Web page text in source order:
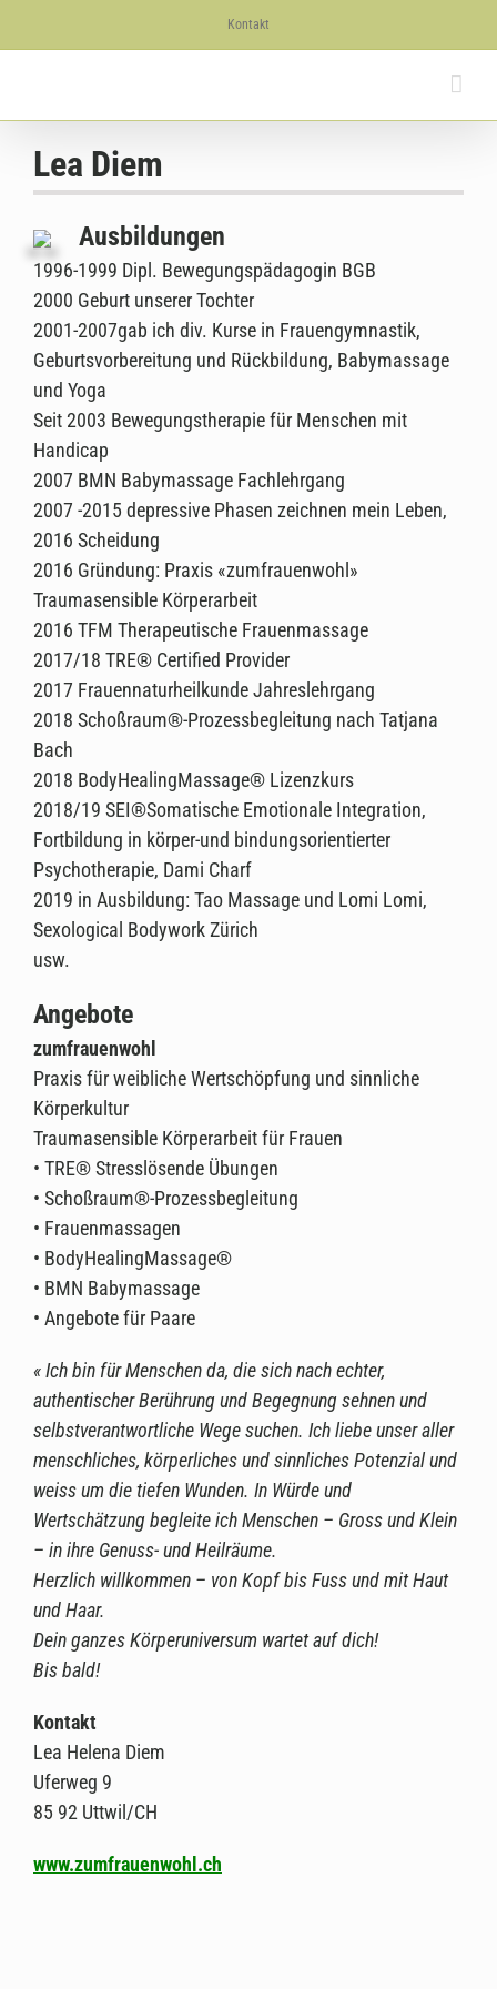
Kontakt
Lea Diem
Ausbildungen
1996-1999 Dipl. Bewegungspädagogin BGB
2000 Geburt unserer Tochter
2001-2007gab ich div. Kurse in Frauengymnastik,
Geburtsvorbereitung und Rückbildung, Babymassage
und Yoga
Seit 2003 Bewegungstherapie für Menschen mit
Handicap
2007 BMN Babymassage Fachlehrgang
2007 -2015 depressive Phasen zeichnen mein Leben,
2016 Scheidung
2016 Gründung: Praxis «zumfrauenwohl»
Traumasensible Körperarbeit
2016 TFM Therapeutische Frauenmassage
2017/18 TRE® Certified Provider
2017 Frauennaturheilkunde Jahreslehrgang
2018 Schoßraum®-Prozessbegleitung nach Tatjana
Bach
2018 BodyHealingMassage® Lizenzkurs
2018/19 SEI®Somatische Emotionale Integration,
Fortbildung in körper-und bindungsorientierter
Psychotherapie, Dami Charf
2019 in Ausbildung: Tao Massage und Lomi Lomi,
Sexological Bodywork Zürich
usw.
Angebote
zumfrauenwohl
Praxis für weibliche Wertschöpfung und sinnliche
Körperkultur
Traumasensible Körperarbeit für Frauen
• TRE® Stresslösende Übungen
• Schoßraum®-Prozessbegleitung
• Frauenmassagen
• BodyHealingMassage®
• BMN Babymassage
• Angebote für Paare
« Ich bin für Menschen da, die sich nach echter,
authentischer Berührung und Begegnung sehnen und
selbstverantwortliche Wege suchen. Ich liebe unser aller
menschliches, körperliches und sinnliches Potenzial und
weiss um die tiefen Wunden. In Würde und
Wertschätzung begleite ich Menschen – Gross und Klein
– in ihre Genuss- und Heilräume.
Herzlich willkommen – von Kopf bis Fuss und mit Haut
und Haar.
Dein ganzes Körperuniversum wartet auf dich!
Bis bald!
Kontakt
Lea Helena Diem
Uferweg 9
85 92 Uttwil/CH
www.zumfrauenwohl.ch